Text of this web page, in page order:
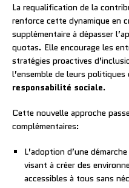
La requalification de la
renforce cette dynamique en
supplémentaire à dépasser
quotas. Elle encourage les
stratégies proactives
l’ensemble de leurs politiques
responsabilité sociale.
Cette nouvelle approche
complémentaires:
L’adoption d’une
visant à créer des
accessibles à tous sans